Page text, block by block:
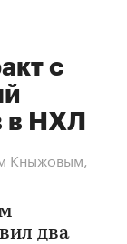
с
в НХЛ
Кныжовым,
два